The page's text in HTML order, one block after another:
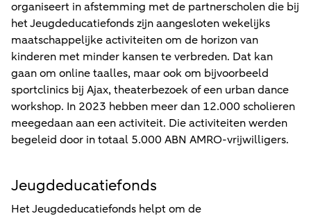
organiseert in afstemming met de partnerscholen die bij
het Jeugdeducatiefonds zijn aangesloten wekelijks
maatschappelijke activiteiten om de horizon van
kinderen met minder kansen te verbreden. Dat kan
gaan om online taalles, maar ook om bijvoorbeeld
sportclinics bij Ajax, theaterbezoek of een urban dance
workshop. In 2023 hebben meer dan 12.000 scholieren
meegedaan aan een activiteit. Die activiteiten werden
begeleid door in totaal 5.000 ABN AMRO-vrijwilligers.
Jeugdeducatiefonds
Het Jeugdeducatiefonds helpt om de